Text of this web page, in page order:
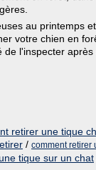
au printemps
votre chien en
de l'inspecter après
retirer une tique
/ comment retirer
tique sur un chat